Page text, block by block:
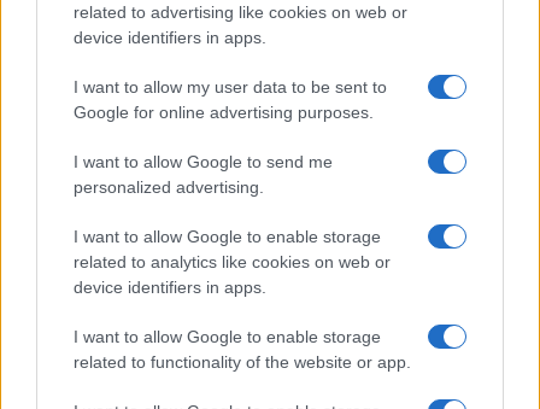
related to advertising like cookies on web or
device identifiers in apps.
I want to allow my user data to be sent to
Google for online advertising purposes.
I want to allow Google to send me
personalized advertising.
I want to allow Google to enable storage
related to analytics like cookies on web or
device identifiers in apps.
I want to allow Google to enable storage
related to functionality of the website or app.
Trucos de cocina tradicionales para platos deliciosos
y rápidos